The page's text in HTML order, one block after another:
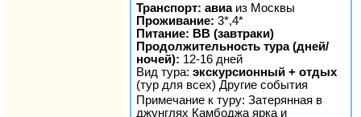
Транспорт: авиаиз Москвы
Проживание: 3*,4*
Питание: BB (завтраки)
Продолжительность тура (дней/
ночей): 12-16 дней
Вид тура: экскурсионный + отдых
(тур для всех) Другие события
Примечание к туру: Затерянная в
джунглях Камбоджа ярка и